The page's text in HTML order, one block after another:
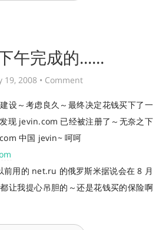
午完成的......
19, 2008 • Comment
设～考虑良久～最终决定花钱买下了一
现 jevin.com 已经被注册了～无奈之下
中国 jevin~ 呵呵
前用的 net.ru 的俄罗斯米据说会在 8 月
让我提心吊胆的～还是花钱买的保险啊